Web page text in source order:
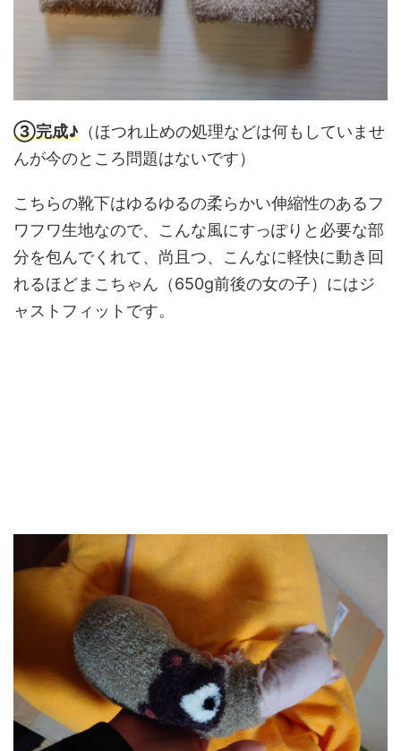
③完成♪ （ほつれ止めの処理などは何もしていませ
んが今のところ問題はないです）
こちらの靴下はゆるゆるの柔らかい伸縮性のあるフ
ワフワ生地なので、こんな風にすっぽりと必要な部
分を包んでくれて、尚且つ、こんなに軽快に動き回
れるほどまこちゃん（650g前後の女の子）にはジ
ャストフィットです。